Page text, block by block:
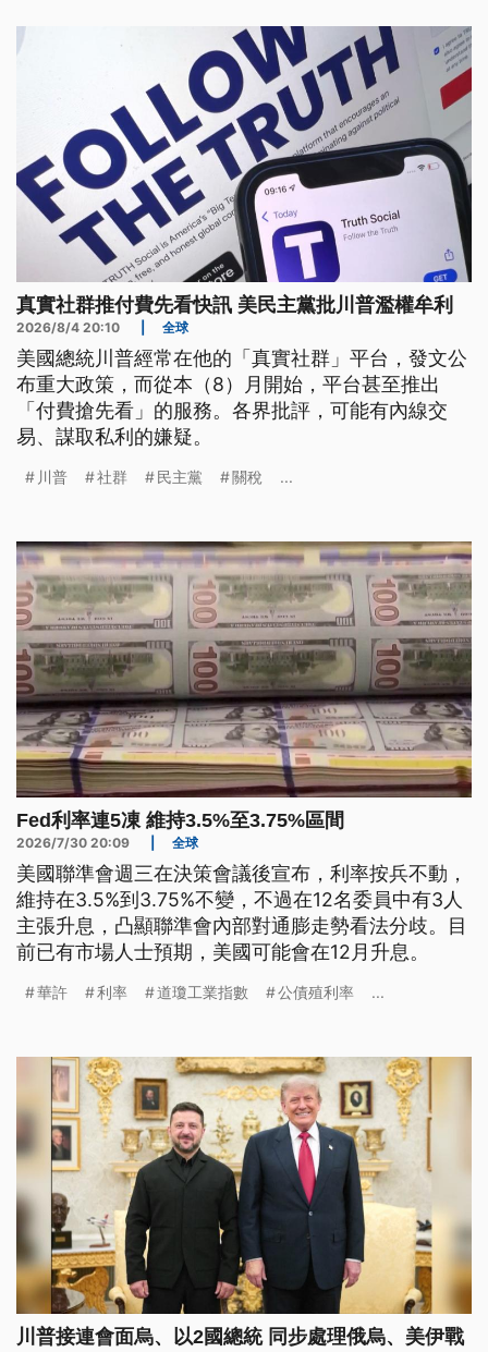
美國公債殖利率，有助於資金回流市場。
真實社群推付費先看快訊 美民主黨批川普濫權牟利
2026/8/4 20:10 全球
美國總統川普經常在他的「真實社群」平台，發文公
布重大政策，而從本（8）月開始，平台甚至推出
「付費搶先看」的服務。各界批評，可能有內線交
易、謀取私利的嫌疑。
川普 社群 民主黨 關稅 ...
Fed利率連5凍 維持3.5%至3.75%區間
2026/7/30 20:09 全球
美國聯準會週三在決策會議後宣布，利率按兵不動，
維持在3.5%到3.75%不變，不過在12名委員中有3人
主張升息，凸顯聯準會內部對通膨走勢看法分歧。目
前已有市場人士預期，美國可能會在12月升息。
華許 利率 道瓊工業指數 公債殖利率 ...
川普接連會面烏、以2國總統 同步處理俄烏、美伊戰